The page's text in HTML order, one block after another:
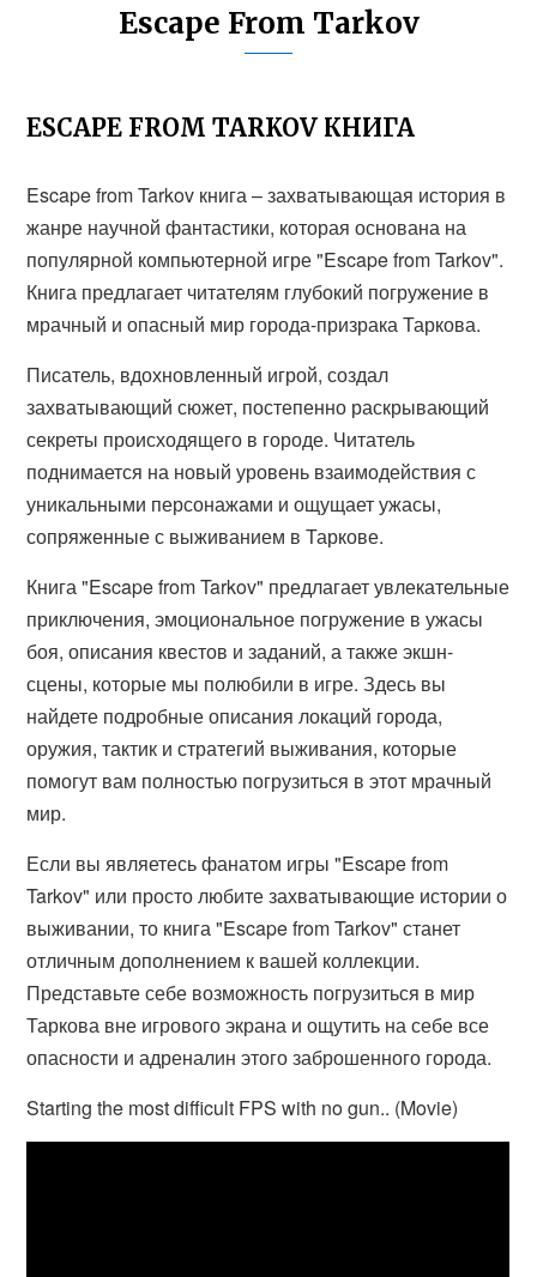
Escape From Tarkov
ESCAPE FROM TARKOV КНИГА
Escape from Tarkov книга – захватывающая история в
жанре научной фантастики, которая основана на
популярной компьютерной игре "Escape from Tarkov".
Книга предлагает читателям глубокий погружение в
мрачный и опасный мир города-призрака Таркова.
Писатель, вдохновленный игрой, создал
захватывающий сюжет, постепенно раскрывающий
секреты происходящего в городе. Читатель
поднимается на новый уровень взаимодействия с
уникальными персонажами и ощущает ужасы,
сопряженные с выживанием в Таркове.
Книга "Escape from Tarkov" предлагает увлекательные
приключения, эмоциональное погружение в ужасы
боя, описания квестов и заданий, а также экшн-
сцены, которые мы полюбили в игре. Здесь вы
найдете подробные описания локаций города,
оружия, тактик и стратегий выживания, которые
помогут вам полностью погрузиться в этот мрачный
мир.
Если вы являетесь фанатом игры "Escape from
Tarkov" или просто любите захватывающие истории о
выживании, то книга "Escape from Tarkov" станет
отличным дополнением к вашей коллекции.
Представьте себе возможность погрузиться в мир
Таркова вне игрового экрана и ощутить на себе все
опасности и адреналин этого заброшенного города.
Starting the most difficult FPS with no gun.. (Movie)